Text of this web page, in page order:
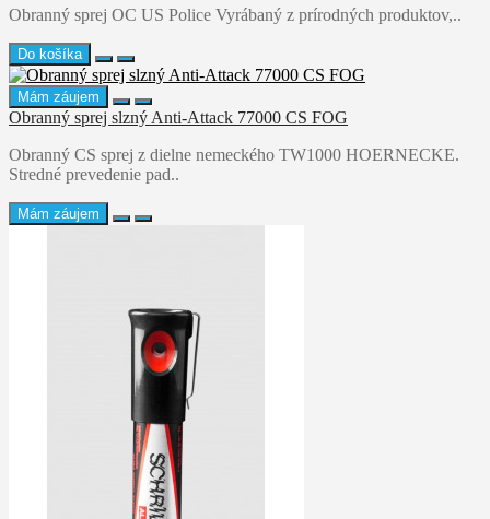
Obranný sprej OC US Police Vyrábaný z prírodných produktov,..
Do košíka
Mám záujem
Obranný sprej slzný Anti-Attack 77000 CS FOG
Obranný CS sprej z dielne nemeckého TW1000 HOERNECKE.
Stredné prevedenie pad..
Mám záujem